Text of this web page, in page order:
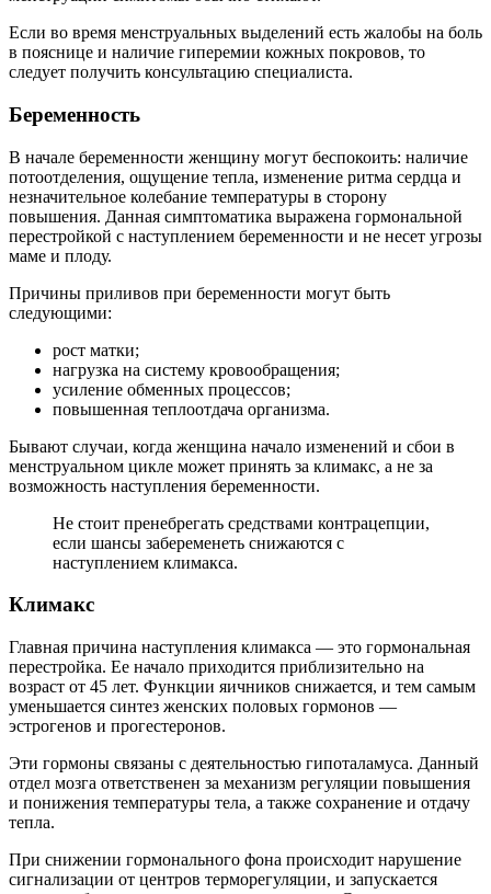
Если во время менструальных выделений есть жалобы на боль
в пояснице и наличие гиперемии кожных покровов, то
следует получить консультацию специалиста.
Беременность
В начале беременности женщину могут беспокоить: наличие
потоотделения, ощущение тепла, изменение ритма сердца и
незначительное колебание температуры в сторону
повышения. Данная симптоматика выражена гормональной
перестройкой с наступлением беременности и не несет угрозы
маме и плоду.
Причины приливов при беременности могут быть
следующими:
рост матки;
нагрузка на систему кровообращения;
усиление обменных процессов;
повышенная теплоотдача организма.
Бывают случаи, когда женщина начало изменений и сбои в
менструальном цикле может принять за климакс, а не за
возможность наступления беременности.
Не стоит пренебрегать средствами контрацепции,
если шансы забеременеть снижаются с
наступлением климакса.
Климакс
Главная причина наступления климакса — это гормональная
перестройка. Ее начало приходится приблизительно на
возраст от 45 лет. Функции яичников снижается, и тем самым
уменьшается синтез женских половых гормонов —
эстрогенов и прогестеронов.
Эти гормоны связаны с деятельностью гипоталамуса. Данный
отдел мозга ответственен за механизм регуляции повышения
и понижения температуры тела, а также сохранение и отдачу
тепла.
При снижении гормонального фона происходит нарушение
сигнализации от центров терморегуляции, и запускается